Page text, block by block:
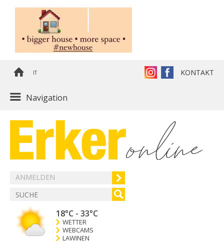
IT KONTAKT
Navigation
ANMELDEN
18°C - 33°C
WETTER
WEBCAMS
LAWINEN